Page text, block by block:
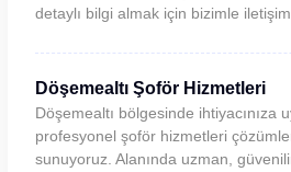
detaylı bilgi almak için bizimle
Döşemealtı Şoför Hizmetleri
Döşemealtı bölgesinde ihtiyacınıza
profesyonel şoför hizmetleri
sunuyoruz. Alanında uzman,